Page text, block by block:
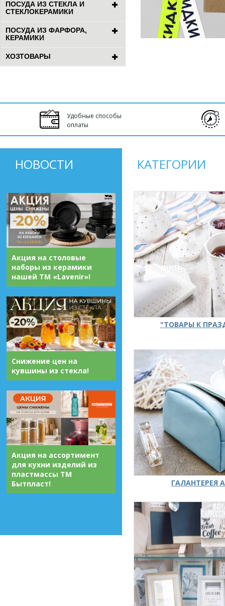
ПОСУДА ИЗ СТЕКЛА И
СТЕКЛОКЕРАМИКИ
ПОСУДА ИЗ ФАРФОРА,
КЕРАМИКИ
ХОЗТОВАРЫ
Удобные способы
оплаты
НОВОСТИ
Акция на столовые
наборы из керамики
нашей ТМ «Lavenir»!
Снижение цен на
кувшины из стекла!
Акция на ассортимент
для кухни изделий из
пластмассы ТМ
Бытпласт!
КАТЕГОРИИ
"ТОВАРЫ К
ГАЛАНТЕРЕЯ